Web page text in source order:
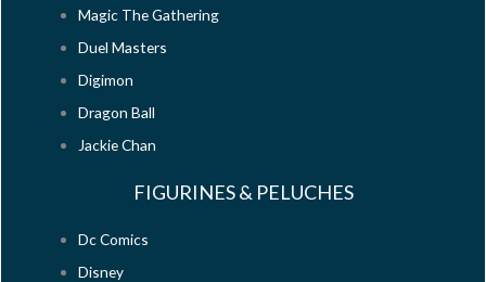
Magic The Gathering
Duel Masters
Digimon
Dragon Ball
Jackie Chan
FIGURINES & PELUCHES
Dc Comics
Disney